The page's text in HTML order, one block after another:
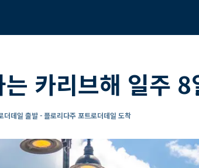
카리브해 일주 8
더데일 출발 - 플로리다주 포트로더데일 도착